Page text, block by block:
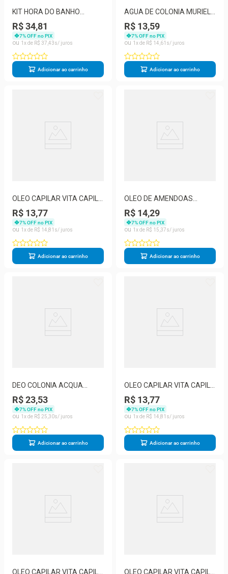
KIT HORA DO BANHO
MURIEL BABY MENINO
SH+COND+SABONETE
R$ 34,81
7% OFF no PIX
1
R$ 37 43
Adicionar ao carrinho
AGUA DE COLONIA MURIEL
BABY LAVANDA 100ML
R$ 13,59
7% OFF no PIX
1
R$ 14 61
Adicionar ao carrinho
OLEO CAPILAR VITA CAPILI
KERATINA 80ML - MURIEL
R$ 13,77
7% OFF no PIX
1
R$ 14 81
Adicionar ao carrinho
OLEO DE AMENDOAS
MURIEL CORPORAL 100ML
AMENDOAS DOCE
R$ 14,29
7% OFF no PIX
1
R$ 15 37
Adicionar ao carrinho
DEO COLONIA ACQUA
ESSENCE MAMY 250ML
R$ 23,53
7% OFF no PIX
1
R$ 25 30
Adicionar ao carrinho
OLEO CAPILAR VITA CAPILI
JABORANDI 80ML - MURIEL
R$ 13,77
7% OFF no PIX
1
R$ 14 81
Adicionar ao carrinho
OLEO CAPILAR VITA CAPILI
OLEO CAPILAR VITA CAPILI